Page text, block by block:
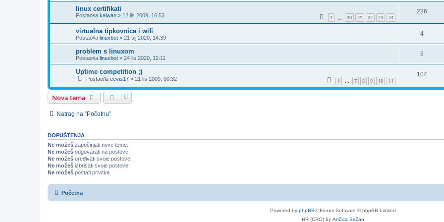
linux certifikati
Postao/la kaiwan » 12 lis 2009, 16:53 1 20 21 22 23 24
236
virtualna tipkovnica i wifi
Postao/la linuxbot » 21 sij 2020, 14:39
4
problem s linuxom
Postao/la linuxbot » 24 lis 2020, 12:11
8
Uptime competition ;)
Postao/la ecvis17 » 21 lis 2009, 00:32 1 ... 7 8 9 10 11
104
Nova tema
Natrag na “Početnu”
DOPUŠTENJA
Ne možeš započinjati nove teme.
Ne možeš odgovarati na postove.
Ne možeš uređivati svoje postove.
Ne možeš izbrisati svoje postove.
Ne možeš postati privitke.
Početna
Powered by phpBB® Forum Software © phpBB Limited
HR (CRO) by Ančica Sečan